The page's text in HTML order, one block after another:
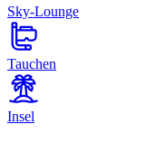
Sky-Lounge
Tauchen
Insel